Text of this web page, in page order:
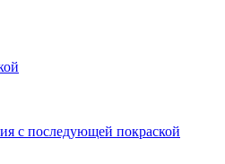
с последующей покраской